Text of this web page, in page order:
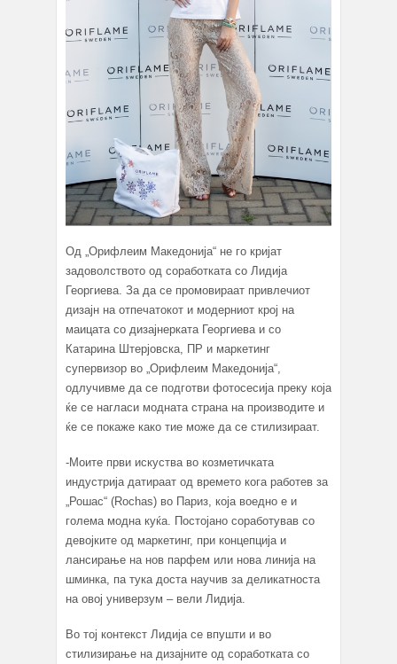
Од „Орифлеим Македонија“ не го кријат
задоволството од соработката со Лидија
Георгиева. За да се промовираат привлечиот
дизајн на отпечатокот и модерниот крој на
маицата со дизајнерката Георгиева и со
Катарина Штерјовска, ПР и маркетинг
супервизор во „Орифлеим Македонија“,
одлучивме да се подготви фотосесија преку која
ќе се нагласи модната страна на производите и
ќе се покаже како тие може да се стилизираат.
-Моите први искуства во козметичката
индустрија датираат од времето кога работев за
„Рошас“ (Rochas) во Париз, која воедно е и
голема модна куќа. Постојано соработував со
девојките од маркетинг, при концепција и
лансирање на нов парфем или нова линија на
шминка, па тука доста научив за деликатноста
на овој универзум – вели Лидија.
Во тој контекст Лидија се впушти и во
стилизирање на дизајните од соработката со